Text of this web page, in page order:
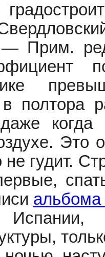
— Прим.
полтора
даже
Это
не гудит.
альбома